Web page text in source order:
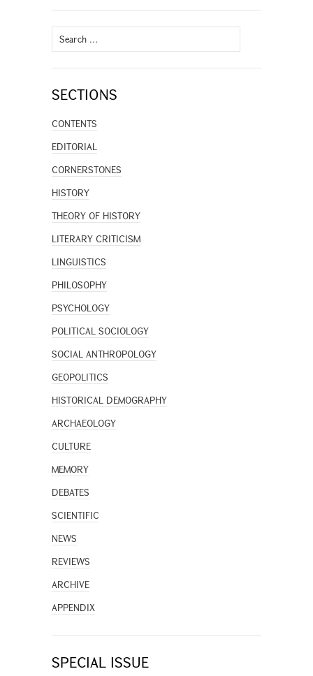
Search
for:
SECTIONS
CONTENTS
EDITORIAL
CORNERSTONES
HISTORY
THEORY OF HISTORY
LITERARY CRITICISM
LINGUISTICS
PHILOSOPHY
PSYCHOLOGY
POLITICAL SOCIOLOGY
SOCIAL ANTHROPOLOGY
GEOPOLITICS
HISTORICAL DEMOGRAPHY
ARCHAEOLOGY
CULTURE
MEMORY
DEBATES
SCIENTIFIC
NEWS
REVIEWS
ARCHIVE
APPENDIX
SPECIAL ISSUE